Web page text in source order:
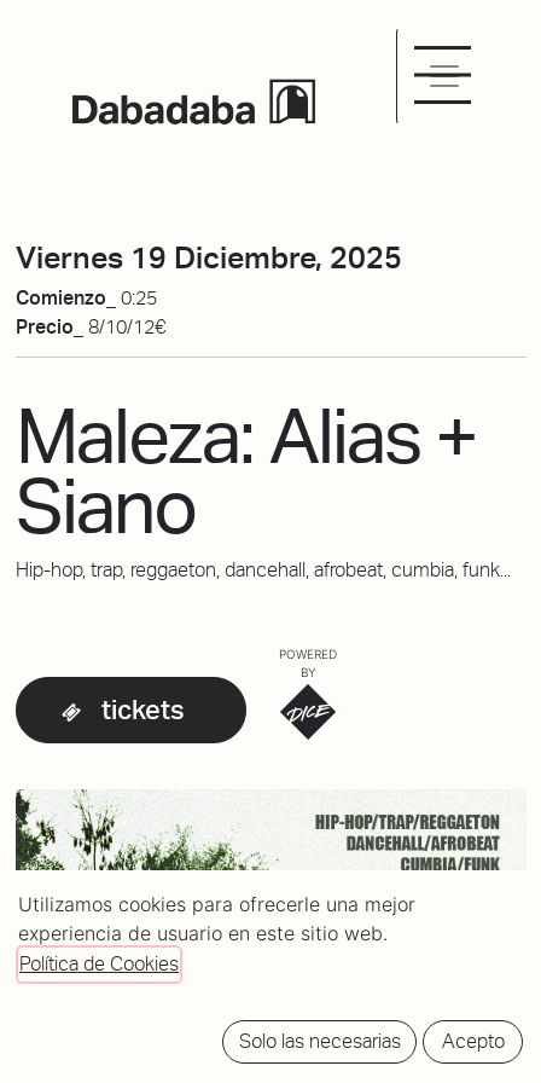
Viernes 19 Diciembre, 2025
Comienzo_ 0:25
Precio_ 8/10/12€
Maleza: Alias +
Siano
Hip-hop, trap, reggaeton, dancehall, afrobeat, cumbia, funk...
tickets
POWERED
BY
Utilizamos cookies para ofrecerle una mejor
experiencia de usuario en este sitio web.
Política de Cookies
Solo las necesarias Acepto